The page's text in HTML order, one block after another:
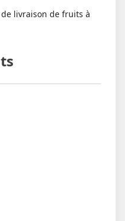
livraison de fruits à